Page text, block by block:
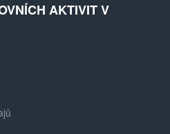
AKTIVIT V